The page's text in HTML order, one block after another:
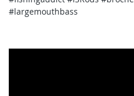
#largemouthbass